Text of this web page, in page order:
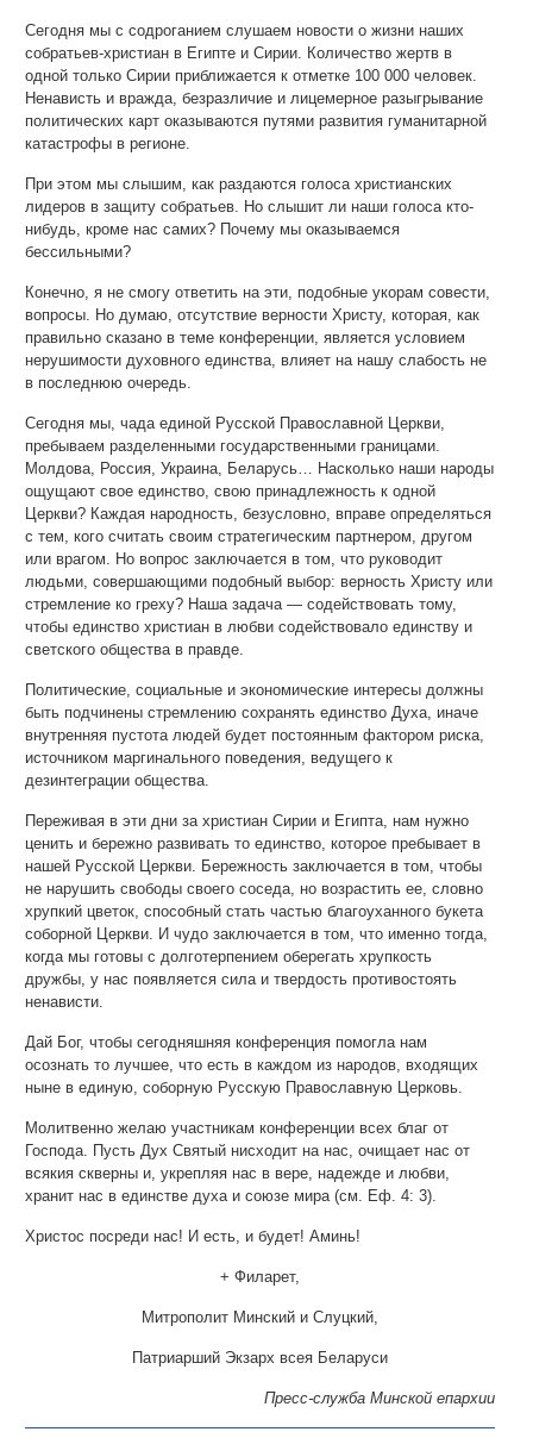
Сегодня мы с содроганием слушаем новости о жизни наших
собратьев-христиан в Египте и Сирии. Количество жертв в
одной только Сирии приближается к отметке 100 000 человек.
Ненависть и вражда, безразличие и лицемерное разыгрывание
политических карт оказываются путями развития гуманитарной
катастрофы в регионе.
При этом мы слышим, как раздаются голоса христианских
лидеров в защиту собратьев. Но слышит ли наши голоса кто-
нибудь, кроме нас самих? Почему мы оказываемся
бессильными?
Конечно, я не смогу ответить на эти, подобные укорам совести,
вопросы. Но думаю, отсутствие верности Христу, которая, как
правильно сказано в теме конференции, является условием
нерушимости духовного единства, влияет на нашу слабость не
в последнюю очередь.
Сегодня мы, чада единой Русской Православной Церкви,
пребываем разделенными государственными границами.
Молдова, Россия, Украина, Беларусь… Насколько наши народы
ощущают свое единство, свою принадлежность к одной
Церкви? Каждая народность, безусловно, вправе определяться
с тем, кого считать своим стратегическим партнером, другом
или врагом. Но вопрос заключается в том, что руководит
людьми, совершающими подобный выбор: верность Христу или
стремление ко греху? Наша задача — содействовать тому,
чтобы единство христиан в любви содействовало единству и
светского общества в правде.
Политические, социальные и экономические интересы должны
быть подчинены стремлению сохранять единство Духа, иначе
внутренняя пустота людей будет постоянным фактором риска,
источником маргинального поведения, ведущего к
дезинтеграции общества.
Переживая в эти дни за христиан Сирии и Египта, нам нужно
ценить и бережно развивать то единство, которое пребывает в
нашей Русской Церкви. Бережность заключается в том, чтобы
не нарушить свободы своего соседа, но возрастить ее, словно
хрупкий цветок, способный стать частью благоуханного букета
соборной Церкви. И чудо заключается в том, что именно тогда,
когда мы готовы с долготерпением оберегать хрупкость
дружбы, у нас появляется сила и твердость противостоять
ненависти.
Дай Бог, чтобы сегодняшняя конференция помогла нам
осознать то лучшее, что есть в каждом из народов, входящих
ныне в единую, соборную Русскую Православную Церковь.
Молитвенно желаю участникам конференции всех благ от
Господа. Пусть Дух Святый нисходит на нас, очищает нас от
всякия скверны и, укрепляя нас в вере, надежде и любви,
хранит нас в единстве духа и союзе мира (см. Еф. 4: 3).
Христос посреди нас! И есть, и будет! Аминь!
+ Филарет,
Митрополит Минский и Слуцкий,
Патриарший Экзарх всея Беларуси
Пресс-служба Минской епархии